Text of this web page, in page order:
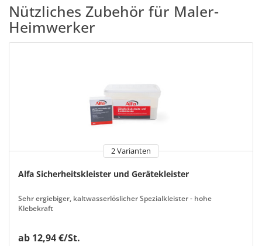
Nützliches Zubehör für Maler-
Heimwerker
2 Varianten
Alfa Sicherheitskleister und Gerätekleister
Sehr ergiebiger, kaltwasserlöslicher Spezialkleister - hohe
Klebekraft
ab 12,94 €/St.